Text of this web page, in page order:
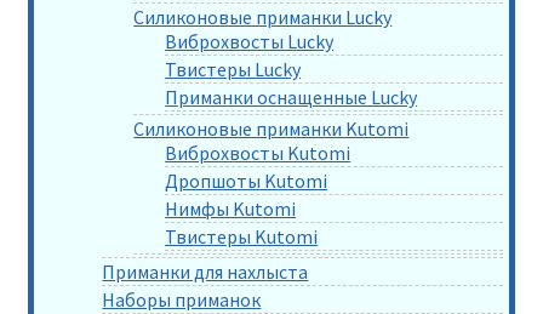
Силиконовые приманки Lucky
Виброхвосты Lucky
Твистеры Lucky
Приманки оснащенные Lucky
Силиконовые приманки Kutomi
Виброхвосты Kutomi
Дропшоты Kutomi
Нимфы Kutomi
Твистеры Kutomi
Приманки для нахлыста
Наборы приманок